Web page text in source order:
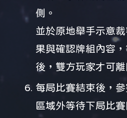
側。
並於原地舉手示意
果與確認牌組內容
後，雙方玩家才可離
每局比賽結束後，
區域外等待下局比